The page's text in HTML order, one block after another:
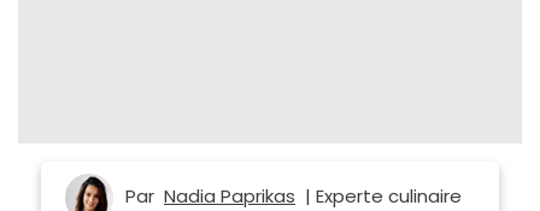
Par Nadia Paprikas | Experte culinaire